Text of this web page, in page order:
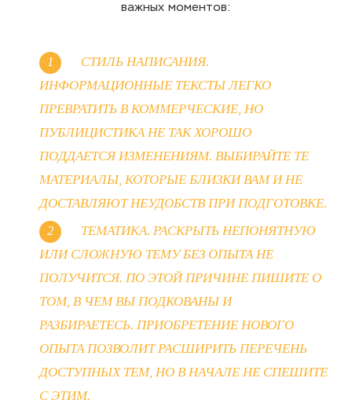
важных моментов:
СТИЛЬ НАПИСАНИЯ.
ИНФОРМАЦИОННЫЕ ТЕКСТЫ ЛЕГКО
ПРЕВРАТИТЬ В КОММЕРЧЕСКИЕ, НО
ПУБЛИЦИСТИКА НЕ ТАК ХОРОШО
ПОДДАЕТСЯ ИЗМЕНЕНИЯМ. ВЫБИРАЙТЕ ТЕ
МАТЕРИАЛЫ, КОТОРЫЕ БЛИЗКИ ВАМ И НЕ
ДОСТАВЛЯЮТ НЕУДОБСТВ ПРИ ПОДГОТОВКЕ.
ТЕМАТИКА. РАСКРЫТЬ НЕПОНЯТНУЮ
ИЛИ СЛОЖНУЮ ТЕМУ БЕЗ ОПЫТА НЕ
ПОЛУЧИТСЯ. ПО ЭТОЙ ПРИЧИНЕ ПИШИТЕ О
ТОМ, В ЧЕМ ВЫ ПОДКОВАНЫ И
РАЗБИРАЕТЕСЬ. ПРИОБРЕТЕНИЕ НОВОГО
ОПЫТА ПОЗВОЛИТ РАСШИРИТЬ ПЕРЕЧЕНЬ
ДОСТУПНЫХ ТЕМ, НО В НАЧАЛЕ НЕ СПЕШИТЕ
С ЭТИМ.